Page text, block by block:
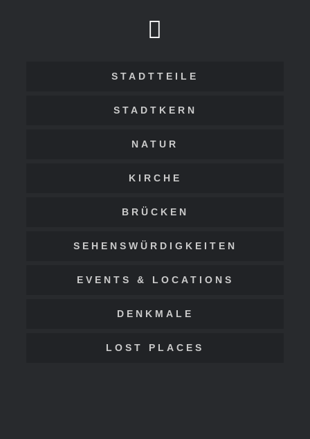
STADTTEILE
STADTKERN
NATUR
KIRCHE
BRÜCKEN
SEHENSWÜRDIGKEITEN
EVENTS & LOCATIONS
DENKMALE
LOST PLACES